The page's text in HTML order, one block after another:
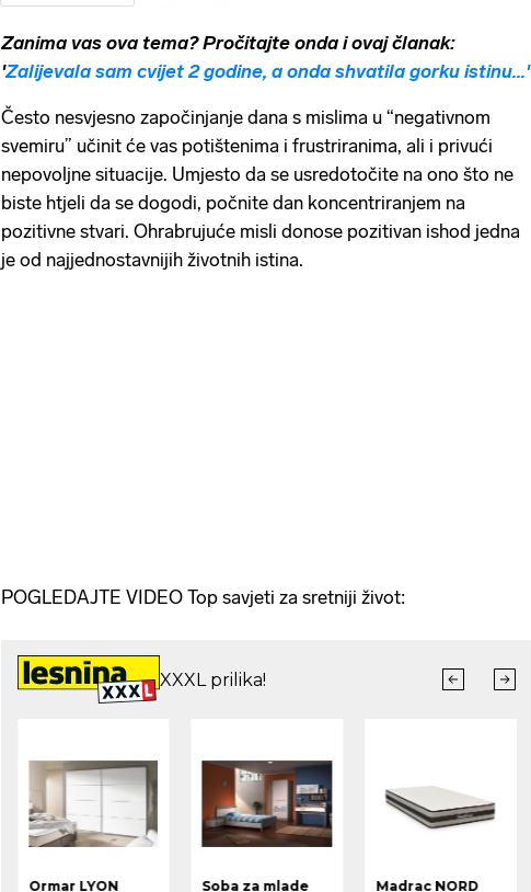
Zanima vas ova tema? Pročitajte onda i ovaj članak:
'Zalijevala sam cvijet 2 godine, a onda shvatila gorku istinu...'
Često nesvjesno započinjanje dana s mislima u “negativnom
svemiru” učinit će vas potištenima i frustriranima, ali i privući
nepovoljne situacije. Umjesto da se usredotočite na ono što ne
biste htjeli da se dogodi, počnite dan koncentriranjem na
pozitivne stvari. Ohrabrujuće misli donose pozitivan ishod jedna
je od najjednostavnijih životnih istina.
POGLEDAJTE VIDEO Top savjeti za sretniji život: